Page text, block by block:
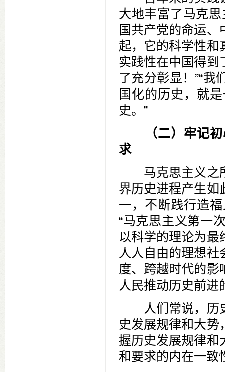
大地丰富了马克
国共产党的命运
起，它的科学性和
实践性在中国得到
了充分彰显！”“
国化的历史，就
史。”
（二）牢记
求
马克思主义之所
界历史进程产生如
一，不断践行造
“马克思主义第一
以科学的理论为最
人人自由的理想
度、跨越时代的影
人民推动历史前进
人们常说，历史
史发展规律和大
握历史发展规律和
和要求的内在一致